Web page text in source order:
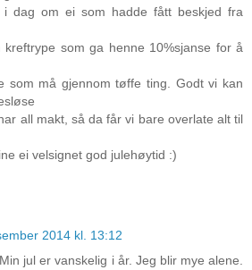
i dag om ei som hadde fått beskjed fra
som ga henne 10%sjanse for å
som må gjennom tøffe ting. Godt vi kan
all makt, så da får vi bare overlate alt til
ei velsignet god julehøytid :)
2014 kl. 13:12
jul er vanskelig i år. Jeg blir mye alene.